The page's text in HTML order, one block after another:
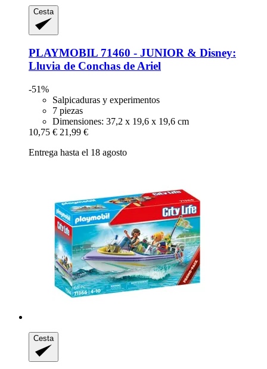
Cesta
PLAYMOBIL 71460 -​ JUNIOR & Disney:
Lluvia de Conchas de Ariel
-51%
Salpicaduras y experimentos
7 piezas
Dimensiones: 37,2 x 19,6 x 19,6 cm
10,75 € 21,99 €
Entrega hasta el 18 agosto
Cesta